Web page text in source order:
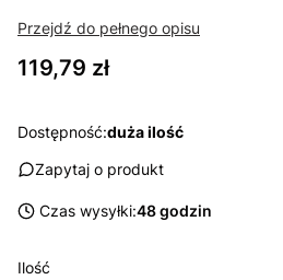
Przejdź do pełnego opisu
Cena
119,79 zł
Dostępność:duża ilość
Zapytaj o produkt
Czas wysyłki:48 godzin
Ilość